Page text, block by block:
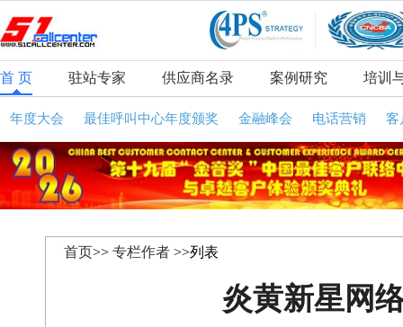
首 页 驻站专家 供应商名录 案例研究 培训
年度大会 最佳呼叫中心年度颁奖 金融峰会 电话营销 客
首页>> 专栏作者 >>列表
炎黄新星网